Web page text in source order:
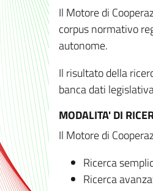
Il Motore di
corpus normativo
autonome.
Il risultato della
banca dati
MODALITA' DI
Il Motore di
Ricerca
Ricerca